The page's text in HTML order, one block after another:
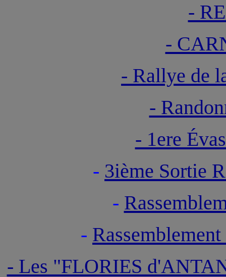
-
-
- Rallye de
-
- 1ere
- 3ième Sortie
-
-
- Les "FLORIES